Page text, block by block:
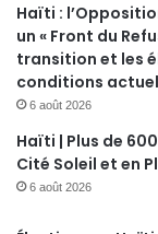
Haïti :
un « Front du
transition et les
conditions
6 août 2026
Haïti | Plus de
Cité Soleil et en
6 août 2026